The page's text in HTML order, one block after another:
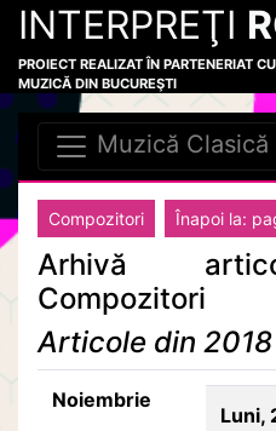
INTERPREŢI
PROIECT REALIZAT ÎN PARTENERIAT
MUZICĂ DIN BUCUREŞTI
Muzică Clasică
Compozitori Înapoi la:
Arhivă
Compozitori
Articole din 2018
Noiembrie
Luni,